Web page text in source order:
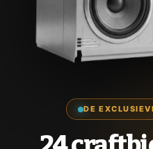
DE